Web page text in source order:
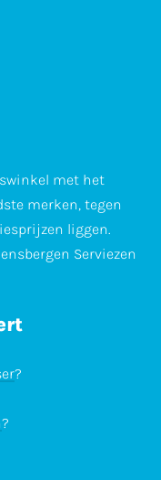
met het
merken, tegen
liggen.
Serviezen
?
?